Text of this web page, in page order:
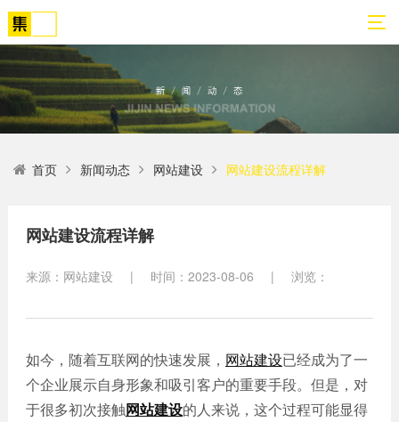
01
关
我
司
介
荣
誉
02
网
策
方
论
03
解
方
网站
小程
序开
发
04
营
SEO
05
案
建设
生物
医疗
06
站
设
网
站
首页 新闻动态 网站建设 网站建设流程详解
网站建设流程详解
来源：网站建设 | 时间：2023-08-06 | 浏览：
如今，随着互联网的快速发展， 网站建设已经成为了一
个企业展示自身形象和吸引客户的重要手段。但是，对
于很多初次接触网站建设的人来说，这个过程可能显得